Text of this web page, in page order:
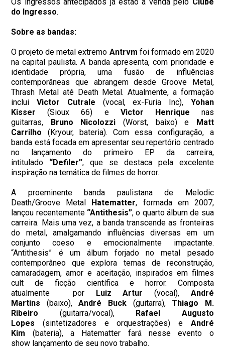
do Ingresso.
Sobre as bandas:
O projeto de metal extremo Antrvm foi formado em 2020
na capital paulista. A banda apresenta, com prioridade e
identidade própria, uma fusão de influências
contemporâneas que abrangem desde Groove Metal,
Thrash Metal até Death Metal. Atualmente, a formação
incluiVictor Cutrale (vocal, ex-Furia Inc), Yohan
Kisser (Sioux 66) e Victor Henrique nas
guitarras, Bruno Nicolozzi (Worst, baixo) e Matt
Carrilho (Kryour, bateria). Com essa configuração, a
banda está focada em apresentar seu repertório centrado
no lançamento do primeiro EP da carreira,
intitulado “Defiler”, que se destaca pela excelente
inspiração na temática de filmes de horror.
A proeminente banda paulistana de Melodic
Death/Groove Metal Hatematter, formada em 2007,
lançou recentemente “Antithesis”, o quarto álbum de sua
carreira. Mais uma vez, a banda transcende as fronteiras
do metal, amalgamando influências diversas em um
conjunto coeso e emocionalmente impactante.
“Antithesis” é um álbum forjado no metal pesado
contemporâneo que explora temas de reconstrução,
camaradagem, amor e aceitação, inspirados em filmes
cult de ficção científica e horror. Composta
atualmente por Luiz Artur (vocal), André
Martins (baixo),André Buck (guitarra),Thiago M.
Ribeiro (guitarra/vocal), Rafael Augusto
Lopes (sintetizadores e orquestrações) e André
Kim (bateria), a Hatematter fará nesse evento o
show lançamento de seu novo trabalho.